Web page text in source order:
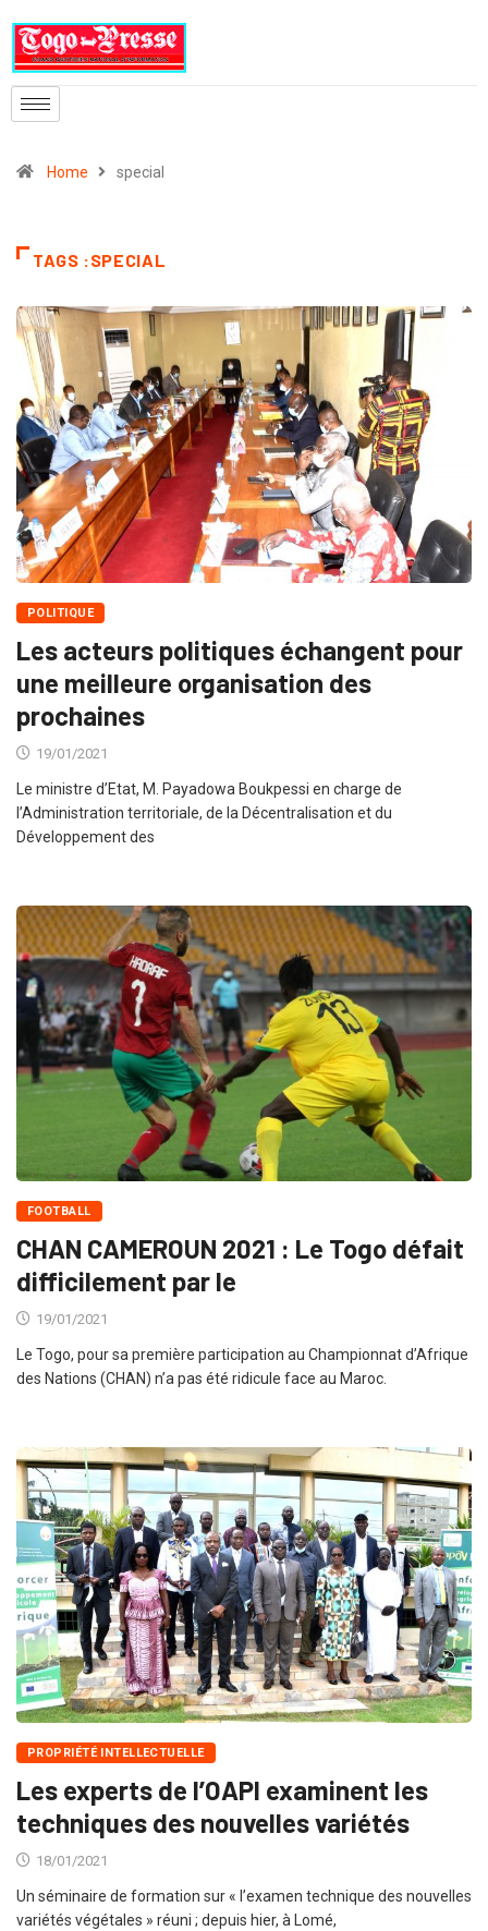
Home special
TAGS :SPECIAL
POLITIQUE
Les acteurs politiques échangent pour
une meilleure organisation des
prochaines
19/01/2021
Le ministre d’Etat, M. Payadowa Boukpessi en charge de
l’Administration territoriale, de la Décentralisation et du
Développement des
FOOTBALL
CHAN CAMEROUN 2021 : Le Togo défait
difficilement par le
19/01/2021
Le Togo, pour sa première participation au Championnat d’Afrique
des Nations (CHAN) n’a pas été ridicule face au Maroc.
PROPRIÉTÉ INTELLECTUELLE
Les experts de l’OAPI examinent les
techniques des nouvelles variétés
18/01/2021
Un séminaire de formation sur « l’examen technique des nouvelles
variétés végétales » réuni ; depuis hier, à Lomé,